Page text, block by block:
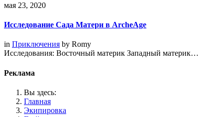
мая 23, 2020
Исследование Сада Матери в ArcheAge
in Приключения by Romy
Исследования: Восточный материк Западный материк…
Реклама
Вы здесь:
Главная
Экипировка